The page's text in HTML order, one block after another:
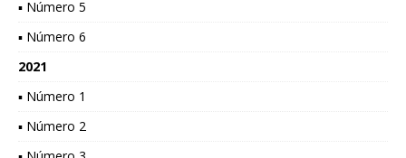
▪ Número 5
▪ Número 6
2021
▪ Número 1
▪ Número 2